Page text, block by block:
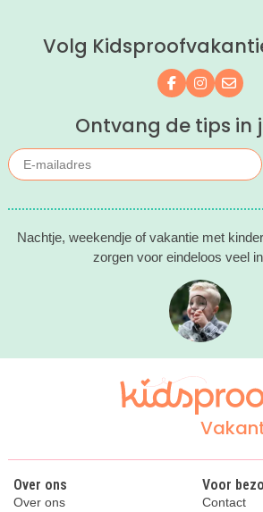
Volg
Volg ons op
Volg ons
Mail
Ontvang de tips in
Nachtje, weekendje of vakantie met
zorgen voor eindeloos veel
Over ons
Over ons
Voor
Contact